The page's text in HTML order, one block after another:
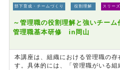
部下育成・チームづくり 役割理解 スリー
～管理職の役割理解と強いチーム
管理職基本研修 in岡山
本講座は、組織における管理職の
す。具体的には、「管理職がいる